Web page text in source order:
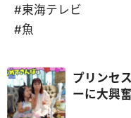
#東海テレビ
#魚
プリンセ
ーに大興